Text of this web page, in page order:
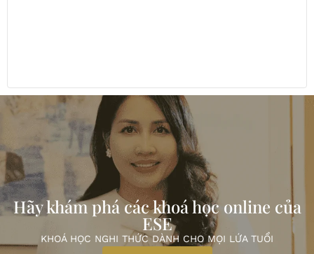
Hãy khám phá các khoá học online của
ESE
KHOÁ HỌC NGHI THỨC DÀNH CHO MỌI LỨA TUỔI